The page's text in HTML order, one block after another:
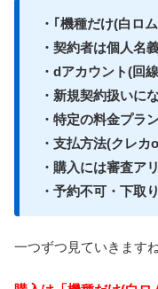
・｢機種だけ(白ロ
・契約者は個人名
・dアカウント(回
・新規契約扱いに
・特定の料金プラ
・支払方法(クレ
・購入には審査アリ
・予約不可・下取
一つずつ見ていきますね